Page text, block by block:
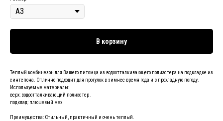
В корзину
Теплый комбинезон для Вашего питомца из водоотталкивающего полиэстера на подкладке из
синтепона. Отлично подходит для прогулок в зимнее время года и в прохладную погоду.
Используемые материалы:
верх: водоотталкивающий полиэстер .
подклад: плюшевый мех
Преимущества: Стильный, практичный и очень теплый.